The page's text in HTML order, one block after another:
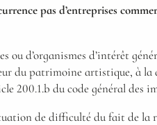
pas d’entreprises
ou d’organismes d’intérêt
du patrimoine artistique, à la
200.1.b du code général des
de difficulté du fait de la